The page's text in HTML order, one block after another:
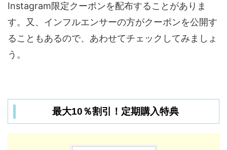
Instagram限定クーポンを配布することがありま
す。又、インフルエンサーの方がクーポンを公開す
ることもあるので、あわせてチェックしてみましょ
う。
最大10％割引！定期購入特典